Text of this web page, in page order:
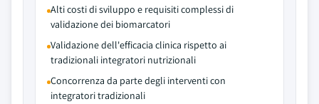
Alti costi di sviluppo e requisiti complessi di
validazione dei biomarcatori
Validazione dell'efficacia clinica rispetto ai
tradizionali integratori nutrizionali
Concorrenza da parte degli interventi con
integratori tradizionali